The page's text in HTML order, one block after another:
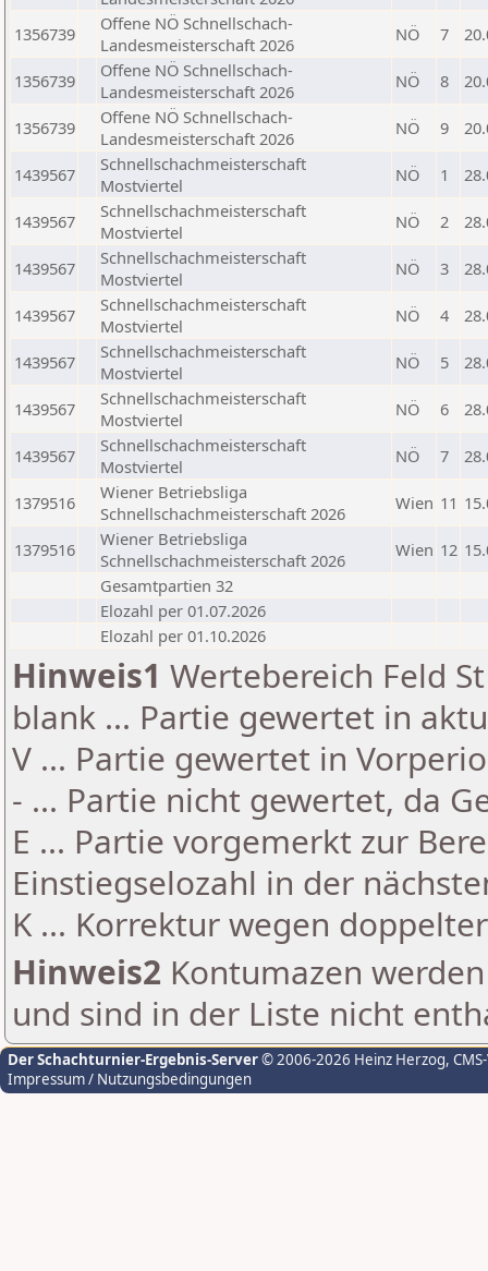
1356739
Offene NÖ Schnellschach-
Landesmeisterschaft 2026
NÖ 7
1356739
Offene NÖ Schnellschach-
Landesmeisterschaft 2026
NÖ 8
1356739
Offene NÖ Schnellschach-
Landesmeisterschaft 2026
NÖ 9
1439567
Schnellschachmeisterschaft
Mostviertel
NÖ 1
1439567
Schnellschachmeisterschaft
Mostviertel
NÖ 2
1439567
Schnellschachmeisterschaft
Mostviertel
NÖ 3
1439567
Schnellschachmeisterschaft
Mostviertel
NÖ 4
1439567
Schnellschachmeisterschaft
Mostviertel
NÖ 5
1439567
Schnellschachmeisterschaft
Mostviertel
NÖ 6
1439567
Schnellschachmeisterschaft
Mostviertel
NÖ 7
1379516
Wiener Betriebsliga
Schnellschachmeisterschaft 2026
Wien 11
1379516
Wiener Betriebsliga
Schnellschachmeisterschaft 2026
Wien 12
Gesamtpartien 32
Elozahl per 01.07.2026
Elozahl per 01.10.2026
Hinweis1 Wertebereich Feld
blank ... Partie gewertet in
V ... Partie gewertet in
- ... Partie nicht gewertet, da
E ... Partie vorgemerkt zur
Einstiegselozahl in der
K ... Korrektur wegen
Hinweis2 Kontumazen
und sind in der Liste nicht
Der Schachturnier-Ergebnis-Server© 2006-2026 Heinz Herzog,
Impressum / Nutzungsbedingungen